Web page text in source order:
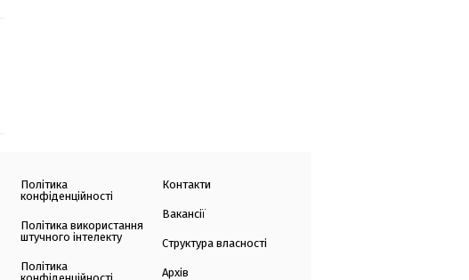
Політика
конфіденційності
Політика використання
штучного інтелекту
Політика
Контакти
Вакансії
Структура власності
Архів